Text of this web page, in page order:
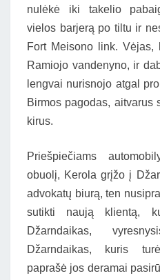
nulėkė iki takelio
vielos barjerą po tiltu ir
Fort Meisono link. Vėjas,
Ramiojo vandenyno, ir
lengvai nurisnojo atgal
Birmos pagodas, aitvarus
kirus.
Priešpiečiams
obuolį, Kerola grįžo į
advokatų biurą, ten
sutikti naują klientą,
Džarndaikas,
Džarndaikas, kuris
paprašė jos deramai